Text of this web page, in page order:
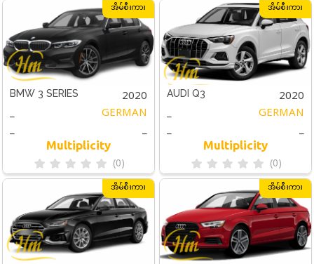
အိမ်စီးကား
BMW 3 SERIES 2020
_ GERMAN
_ _
Multiplicity
(0)
အိမ်စီးကား
AUDI Q3 2020
_ GERMAN
_ _
Multiplicity
(0)
အိမ်စီးကား အိမ်စီးကား